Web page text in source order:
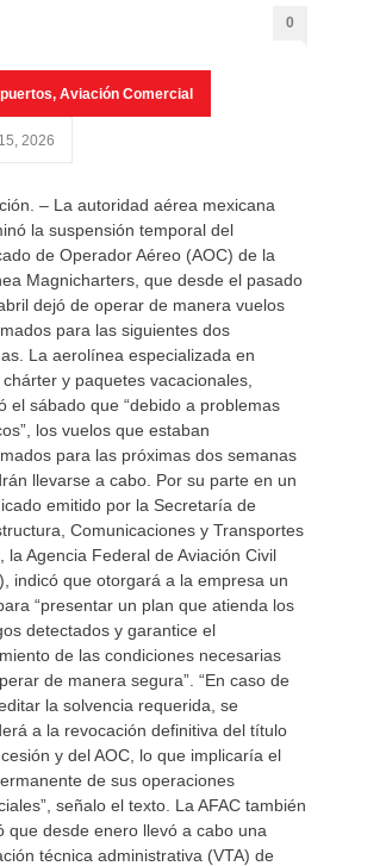
0
, Aviación Comercial
2026
– La autoridad aérea mexicana
la suspensión temporal del
de Operador Aéreo (AOC) de la
Magnicharters, que desde el pasado
dejó de operar de manera vuelos
para las siguientes dos
La aerolínea especializada en
y paquetes vacacionales,
el sábado que “debido a problemas
los vuelos que estaban
para las próximas dos semanas
llevarse a cabo. Por su parte en un
emitido por la Secretaría de
Comunicaciones y Transportes
la Agencia Federal de Aviación Civil
indicó que otorgará a la empresa un
“presentar un plan que atienda los
detectados y garantice el
de las condiciones necesarias
de manera segura”. “En caso de
la solvencia requerida, se
a la revocación definitiva del título
y del AOC, lo que implicaría el
de sus operaciones
señalo el texto. La AFAC también
que desde enero llevó a cabo una
técnica administrativa (VTA) de